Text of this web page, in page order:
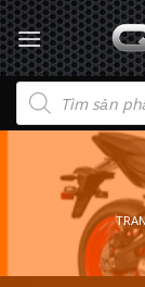
Tìm
kiếm
sản
phẩm